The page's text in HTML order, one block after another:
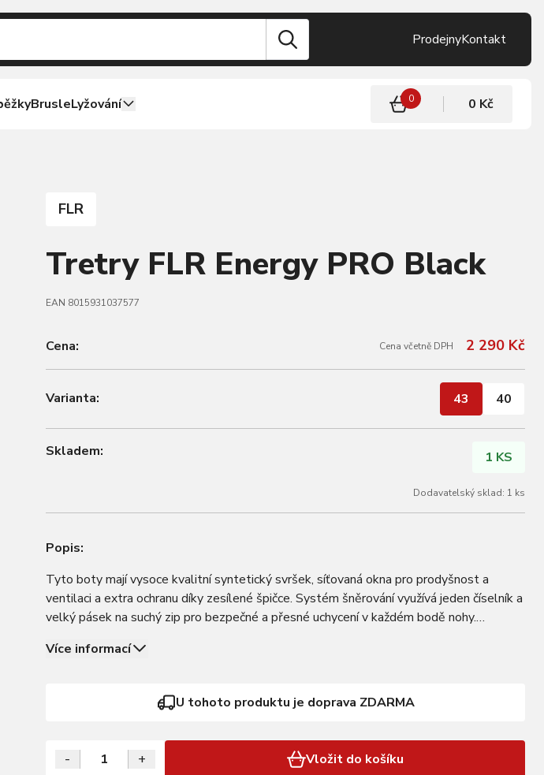
ProdejnyKontakt
BrusleLyžování 0 0 Kč
FLR
Tretry FLR Energy PRO Black
EAN 8015931037577
Cena: Cena včetně DPH 2 290 Kč
Varianta: 43 40
Skladem: 1 KS
Dodavatelský sklad: 1 ks
Popis:
Tyto boty mají vysoce kvalitní syntetický svršek, síťovaná okna pro prodyšnost a
ventilaci a extra ochranu díky zesílené špičce. Systém šněrování využívá jeden číselník a
velký pásek na suchý zip pro bezpečné a přesné uchycení v každém bodě nohy.
Více informací
U tohoto produktu je doprava ZDARMA
- + Vložit do košíku